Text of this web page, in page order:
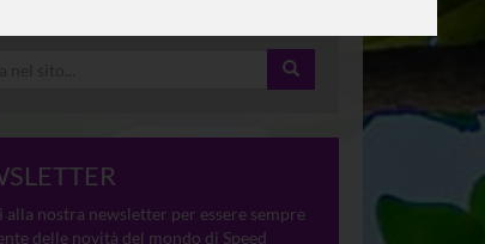
nostra newsletter per essere sempre
delle novità del mondo di Speed